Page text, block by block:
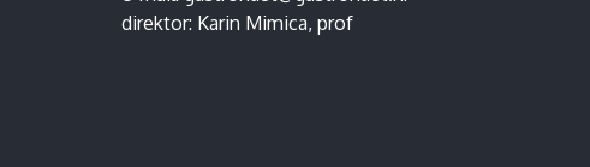
direktor: Karin Mimica, prof